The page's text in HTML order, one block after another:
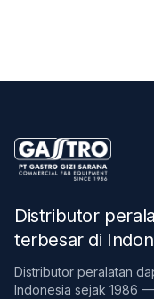
Distributor
terbesar di
Distributor peralatan
Indonesia sejak 1986